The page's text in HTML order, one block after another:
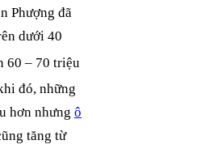
Phượng đã
dưới 40
60 – 70 triệu
đó, những
hơn nhưng ô
tăng từ